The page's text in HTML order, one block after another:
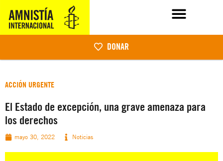
DONAR
ACCIÓN URGENTE
El Estado de excepción, una grave amenaza para
los derechos
mayo 30, 2022 Noticias